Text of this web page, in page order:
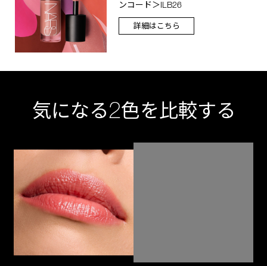
ンコード＞ILB26
詳細はこちら
気になる2色を比較する